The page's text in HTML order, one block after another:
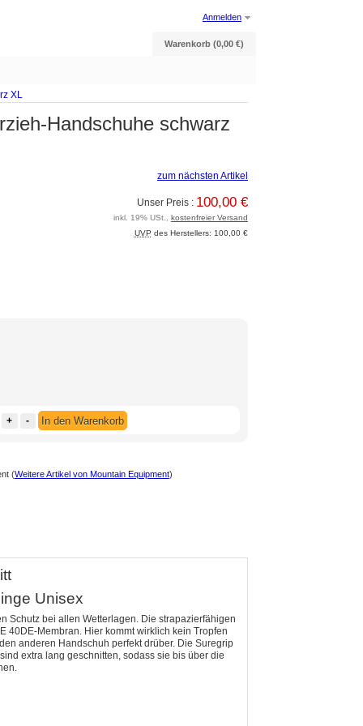
Warenkorb (0,00 €)
Anmelden
XL
Handschuhe schwarz
zum nächsten Artikel
Unser Preis : 100,00 €
inkl. 19% USt., kostenfreier Versand
UVP des Herstellers: 100,00 €
+ - In den Warenkorb
(Weitere Artikel von Mountain Equipment)
Unisex
Schutz bei allen Wetterlagen. Die strapazierfähigen
40DE-Membran. Hier kommt wirklich kein Tropfen
anderen Handschuh perfekt drüber. Die Suregrip
extra lang geschnitten, sodass sie bis über die